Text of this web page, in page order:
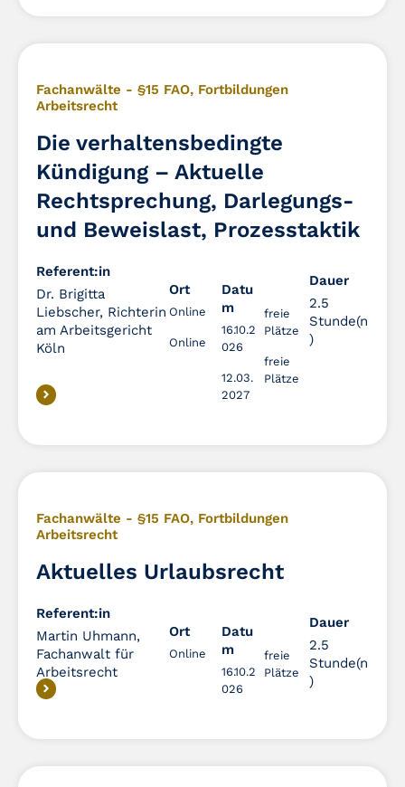
Fachanwälte - §15 FAO, Fortbildungen
Arbeitsrecht
Die verhaltensbedingte
Kündigung – Aktuelle
Rechtsprechung, Darlegungs-
und Beweislast, Prozesstaktik
Referent:in
Dr. Brigitta
Liebscher, Richterin
am Arbeitsgericht
Köln
Ort
Online
Online
Datu
m
16.10.2
026
12.03.
2027
freie
Plätze
freie
Plätze
Dauer
2.5
Stunde(n
)
Fachanwälte - §15 FAO, Fortbildungen
Arbeitsrecht
Aktuelles Urlaubsrecht
Referent:in
Martin Uhmann,
Fachanwalt für
Arbeitsrecht
Ort
Online
Datu
m
16.10.2
026
freie
Plätze
Dauer
2.5
Stunde(n
)